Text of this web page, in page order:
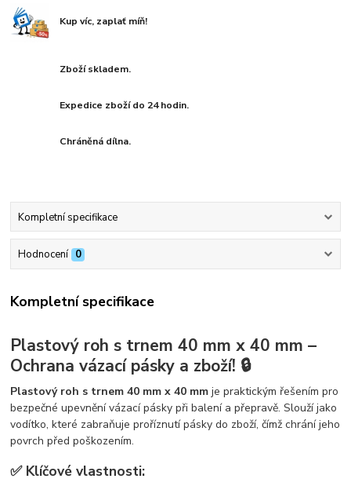
Kup víc, zaplať míň!
Zboží skladem.
Expedice zboží do 24 hodin.
Chráněná dílna.
Kompletní specifikace
Hodnocení 0
Kompletní specifikace
Plastový roh s trnem 40 mm x 40 mm –
Ochrana vázací pásky a zboží! 🔒
Plastový roh s trnem 40 mm x 40 mm je praktickým řešením pro
bezpečné upevnění vázací pásky při balení a přepravě. Slouží jako
vodítko, které zabraňuje proříznutí pásky do zboží, čímž chrání jeho
povrch před poškozením.
✅ Klíčové vlastnosti: